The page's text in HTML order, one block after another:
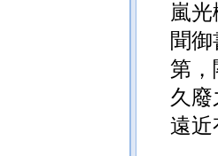
嵐
聞
第，
久
遠近